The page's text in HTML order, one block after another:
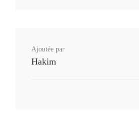
Ajoutée par
Hakim